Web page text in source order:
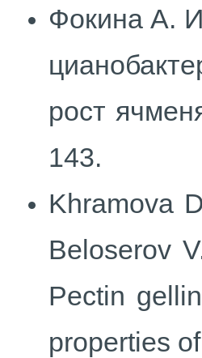
Фокина А.
рост
143.
Khramova
Beloserov
Pectin
properties